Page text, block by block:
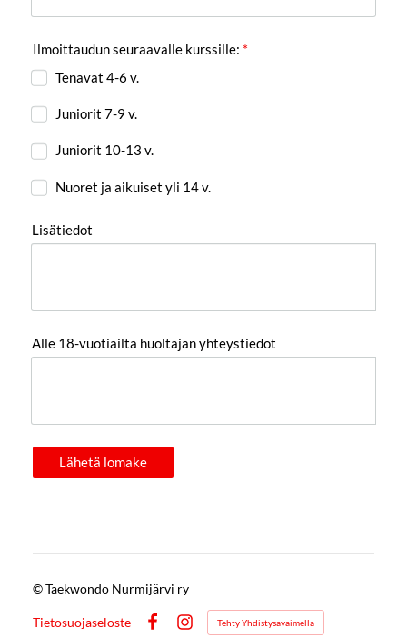
Ilmoittaudun seuraavalle kurssille: *
Tenavat 4-6 v.
Juniorit 7-9 v.
Juniorit 10-13 v.
Nuoret ja aikuiset yli 14 v.
Lisätiedot
Alle 18-vuotiailta huoltajan yhteystiedot
Lähetä lomake
©Taekwondo Nurmijärvi ry
Tietosuojaseloste
Tehty Yhdistysavaimella